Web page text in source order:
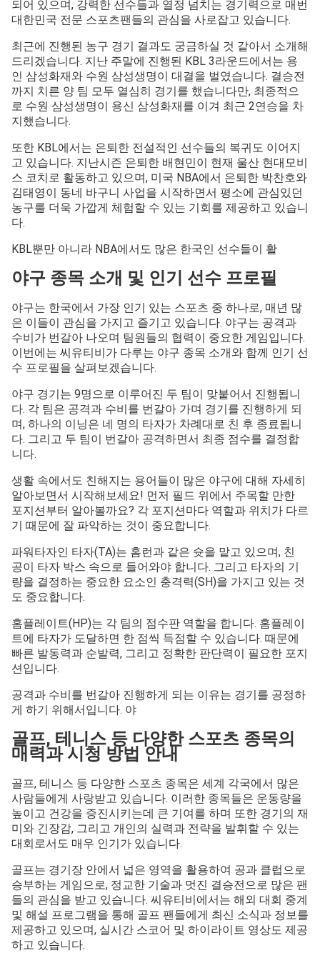
되어 있으며, 강력한 선수들과 열정 넘치는 경기력으로 매번
대한민국 전문 스포츠팬들의 관심을 사로잡고 있습니다.
최근에 진행된 농구 경기 결과도 궁금하실 것 같아서 소개해
드리겠습니다. 지난 주말에 진행된 KBL 3라운드에서는 용
인 삼성화재와 수원 삼성생명이 대결을 벌였습니다. 결승전
까지 치른 양 팀 모두 열심히 경기를 했습니다만, 최종적으
로 수원 삼성생명이 용신 삼성화재를 이겨 최근 2연승을 차
지했습니다.
또한 KBL에서는 은퇴한 전설적인 선수들의 복귀도 이어지
고 있습니다. 지난시즌 은퇴한 배현민이 현재 울산 현대모비
스 코치로 활동하고 있으며, 미국 NBA에서 은퇴한 박찬호와
김태영이 동네 바구니 사업을 시작하면서 평소에 관심있던
농구를 더욱 가깝게 체험할 수 있는 기회를 제공하고 있습니
다.
KBL뿐만 아니라 NBA에서도 많은 한국인 선수들이 활
야구 종목 소개 및 인기 선수 프로필
야구는 한국에서 가장 인기 있는 스포츠 중 하나로, 매년 많
은 이들이 관심을 가지고 즐기고 있습니다. 야구는 공격과
수비가 번갈아 나오며 팀원들의 협력이 중요한 게임입니다.
이번에는 씨유티비가 다루는 야구 종목 소개와 함께 인기 선
수 프로필을 살펴보겠습니다.
야구 경기는 9명으로 이루어진 두 팀이 맞붙어서 진행됩니
다. 각 팀은 공격과 수비를 번갈아 가며 경기를 진행하게 되
며, 하나의 이닝은 네 명의 타자가 차례대로 친 후 종료됩니
다. 그리고 두 팀이 번갈아 공격하면서 최종 점수를 결정합
니다.
생활 속에서도 친해지는 용어들이 많은 야구에 대해 자세히
알아보면서 시작해보세요! 먼저 필드 위에서 주목할 만한
포지션부터 알아볼까요? 각 포지션마다 역할과 위치가 다르
기 때문에 잘 파악하는 것이 중요합니다.
파워타자인 타자(TA)는 홈런과 같은 슛을 맡고 있으며, 친
공이 타자 박스 속으로 들어와야 합니다. 그리고 타자의 기
량을 결정하는 중요한 요소인 충격력(SH)을 가지고 있는 것
도 중요합니다.
홈플레이트(HP)는 각 팀의 점수판 역할을 합니다. 홈플레이
트에 타자가 도달하면 한 점씩 득점할 수 있습니다. 때문에
빠른 발동력과 순발력, 그리고 정확한 판단력이 필요한 포지
션입니다.
공격과 수비를 번갈아 진행하게 되는 이유는 경기를 공정하
게 하기 위해서입니다. 야
골프, 테니스 등 다양한 스포츠 종목의
매력과 시청 방법 안내
골프, 테니스 등 다양한 스포츠 종목은 세계 각국에서 많은
사람들에게 사랑받고 있습니다. 이러한 종목들은 운동량을
높이고 건강을 증진시키는데 큰 기여를 하며 또한 경기의 재
미와 긴장감, 그리고 개인의 실력과 전략을 발휘할 수 있는
대회로서도 매우 인기가 있습니다.
골프는 경기장 안에서 넓은 영역을 활용하여 공과 클럽으로
승부하는 게임으로, 정교한 기술과 멋진 결승전으로 많은 팬
들의 관심을 받고 있습니다. 씨유티비에서는 해외 대회 중계
및 해설 프로그램을 통해 골프 팬들에게 최신 소식과 정보를
제공하고 있으며, 실시간 스코어 및 하이라이트 영상도 제공
하고 있습니다.